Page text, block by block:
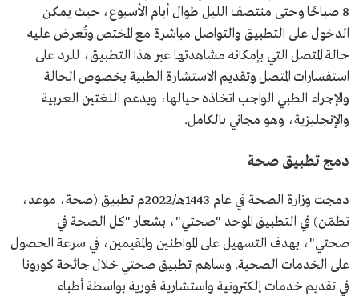
8 صباحًا وحتى منتصف الليل طوال أيام الأسبوع، حيث يمكن
الدخول على التطبيق والتواصل مباشرة مع المختص وتُعرض عليه
حالة المتصل التي بإمكانه مشاهدتها عبر هذا التطبيق، للرد على
استفسارات المتصل وتقديم الاستشارة الطبية بخصوص الحالة
والإجراء الطبي الواجب اتخاذه حيالها، ويدعم اللغتين العربية
والإنجليزية، وهو مجاني بالكامل.
دمج تطبيق صحة
دمجت وزارة الصحة في عام 1443هـ/2022م تطبيق (صحة، موعد،
تطمّن) في التطبيق الموحد "صحتي"، بشعار "كل الصحة في
صحتي"، بهدف التسهيل على المواطنين والمقيمين، في سرعة الحصول
على الخدمات الصحية. وساهم تطبيق صحتي خلال جائحة كورونا
في تقديم خدمات إلكترونية واستشارية فورية بواسطة أطباء